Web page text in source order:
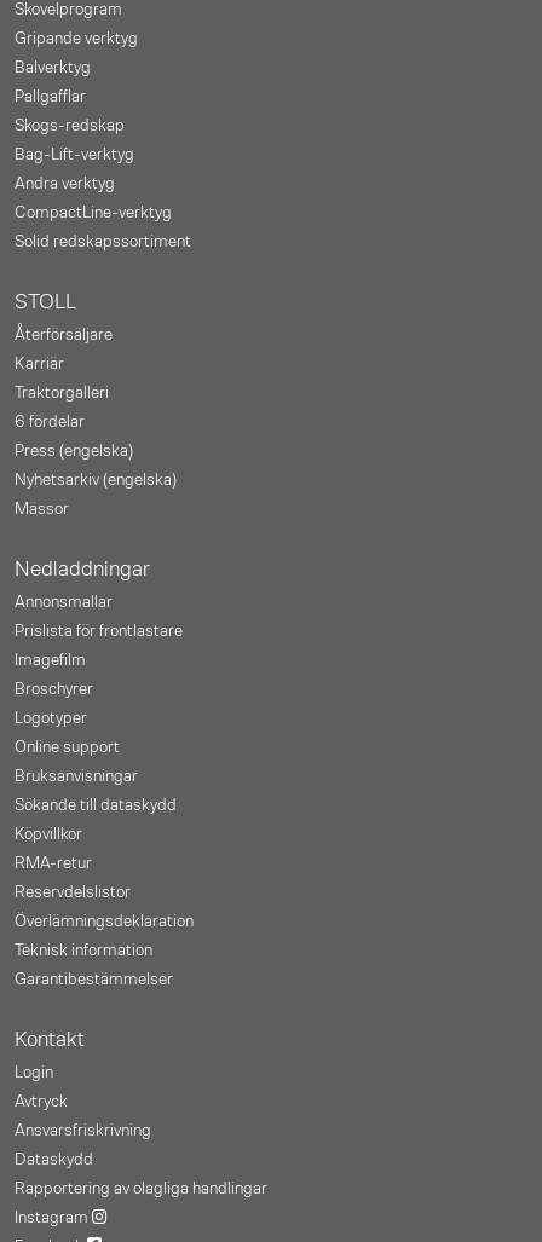
Skovelprogram
Gripande verktyg
Balverktyg
Pallgafflar
Skogs-redskap
Bag-Lift-verktyg
Andra verktyg
CompactLine-verktyg
Solid redskapssortiment
STOLL
Återförsäljare
Karriär
Traktorgalleri
6 fördelar
Press (engelska)
Nyhetsarkiv (engelska)
Mässor
Nedladdningar
Annonsmallar
Prislista för frontlastare
Imagefilm
Broschyrer
Logotyper
Online support
Bruksanvisningar
Sökande till dataskydd
Köpvillkor
RMA-retur
Reservdelslistor
Överlämningsdeklaration
Teknisk information
Garantibestämmelser
Kontakt
Login
Avtryck
Ansvarsfriskrivning
Dataskydd
Rapportering av olagliga handlingar
Instagram